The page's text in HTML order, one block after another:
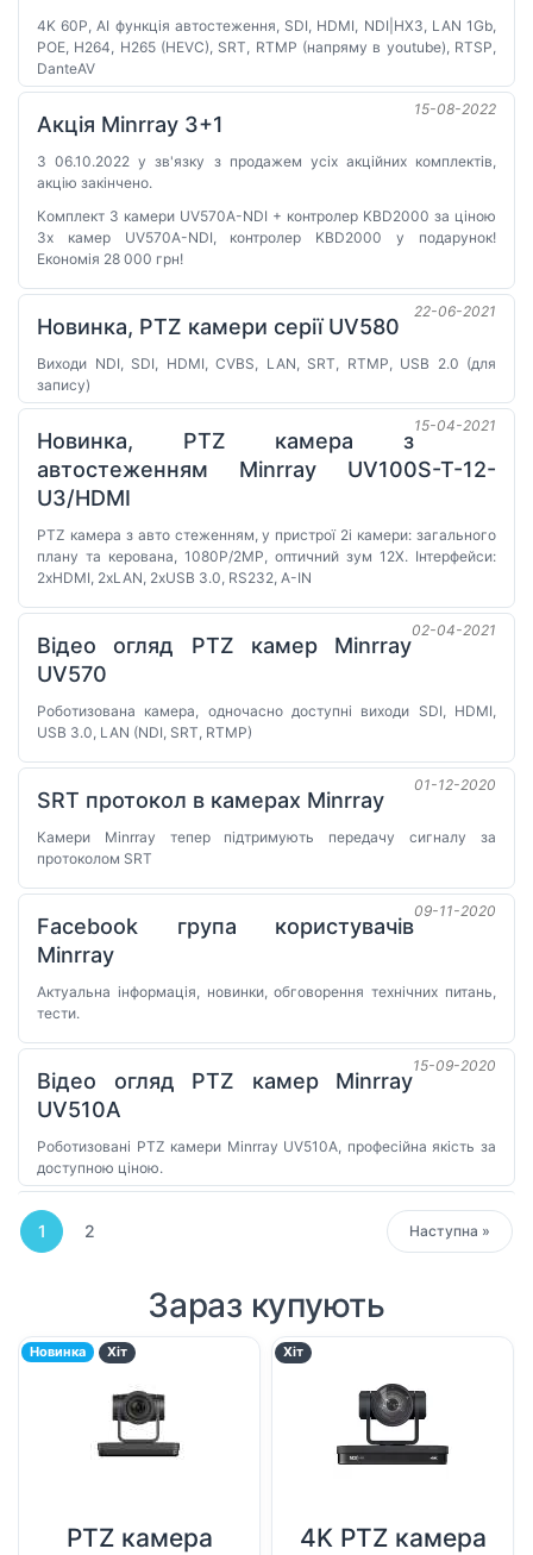
4K 60P, AI функція автостеження, SDI, HDMI, NDI|HX3, LAN 1Gb,
POE, H264, H265 (HEVC), SRT, RTMP (напряму в youtube), RTSP,
DanteAV
15-08-2022
Акція Minrray 3+1
З 06.10.2022 у зв'язку з продажем усіх акційних комплектів,
акцію закінчено.
Комплект 3 камери UV570A-NDI + контролер KBD2000 за ціною
3х камер UV570A-NDI, контролер KBD2000 у подарунок!
Економія 28 000 грн!
22-06-2021
Новинка, PTZ камери серії UV580
Виходи NDI, SDI, HDMI, CVBS, LAN, SRT, RTMP, USB 2.0 (для
запису)
15-04-2021
Новинка, PTZ камера з
автостеженням Minrray UV100S-T-12-
U3/HDMI
PTZ камера з авто стеженням, у пристрої 2і камери: загального
плану та керована, 1080P/2MP, оптичний зум 12X. Інтерфейси:
2хHDMI, 2хLAN, 2xUSB 3.0, RS232, A-IN
02-04-2021
Відео огляд PTZ камер Minrray
UV570
Роботизована камера, одночасно доступні виходи SDI, HDMI,
USB 3.0, LAN (NDI, SRT, RTMP)
01-12-2020
SRT протокол в камерах Minrray
Камери Minrray тепер підтримують передачу сигналу за
протоколом SRT
09-11-2020
Facebook група користувачів
Minrray
Актуальна інформація, новинки, обговорення технічних питань,
тести.
15-09-2020
Відео огляд PTZ камер Minrray
UV510A
Роботизовані PTZ камери Minrray UV510A, професійна якість за
доступною ціною.
1 2 Наступна » Next
Зараз купують
Новинка Хіт
PTZ камера
Хіт
4K PTZ камера